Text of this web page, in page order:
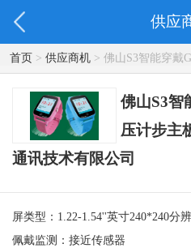
供应
首页> 供应商机> 佛山S3智能穿戴
业 深圳市巨欣通讯技术有限公司
佛山S3智
压计步主
通讯技术有限公司
屏类型：1.22-1.54''英寸240*240分
佩戴监测：接近传感器